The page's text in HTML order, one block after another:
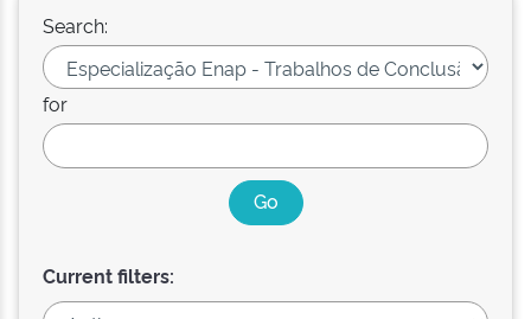
Search:
for
Current filters: